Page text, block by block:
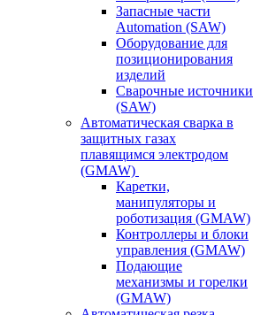
Запасные части
Automation (SAW)
Оборудование для
позиционирования
изделий
Сварочные источники
(SAW)
Автоматическая сварка в
защитных газах
плавящимся электродом
(GMAW)
Каретки,
манипуляторы и
роботизация (GMAW)
Контроллеры и блоки
управления (GMAW)
Подающие
механизмы и горелки
(GMAW)